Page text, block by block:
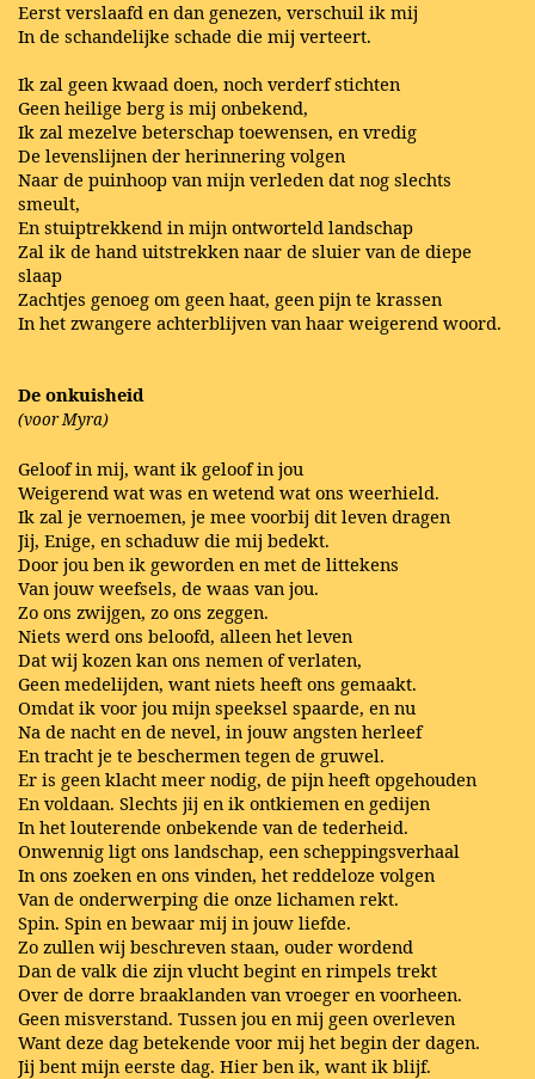
Eerst verslaafd en dan genezen, verschuil ik mij
In de schandelijke schade die mij verteert.
Ik zal geen kwaad doen, noch verderf stichten
Geen heilige berg is mij onbekend,
Ik zal mezelve beterschap toewensen, en vredig
De levenslijnen der herinnering volgen
Naar de puinhoop van mijn verleden dat nog slechts
smeult,
En stuiptrekkend in mijn ontworteld landschap
Zal ik de hand uitstrekken naar de sluier van de diepe
slaap
Zachtjes genoeg om geen haat, geen pijn te krassen
In het zwangere achterblijven van haar weigerend woord.
De onkuisheid
(voor Myra)
Geloof in mij, want ik geloof in jou
Weigerend wat was en wetend wat ons weerhield.
Ik zal je vernoemen, je mee voorbij dit leven dragen
Jij, Enige, en schaduw die mij bedekt.
Door jou ben ik geworden en met de littekens
Van jouw weefsels, de waas van jou.
Zo ons zwijgen, zo ons zeggen.
Niets werd ons beloofd, alleen het leven
Dat wij kozen kan ons nemen of verlaten,
Geen medelijden, want niets heeft ons gemaakt.
Omdat ik voor jou mijn speeksel spaarde, en nu
Na de nacht en de nevel, in jouw angsten herleef
En tracht je te beschermen tegen de gruwel.
Er is geen klacht meer nodig, de pijn heeft opgehouden
En voldaan. Slechts jij en ik ontkiemen en gedijen
In het louterende onbekende van de tederheid.
Onwennig ligt ons landschap, een scheppingsverhaal
In ons zoeken en ons vinden, het reddeloze volgen
Van de onderwerping die onze lichamen rekt.
Spin. Spin en bewaar mij in jouw liefde.
Zo zullen wij beschreven staan, ouder wordend
Dan de valk die zijn vlucht begint en rimpels trekt
Over de dorre braaklanden van vroeger en voorheen.
Geen misverstand. Tussen jou en mij geen overleven
Want deze dag betekende voor mij het begin der dagen.
Jij bent mijn eerste dag. Hier ben ik, want ik blijf.